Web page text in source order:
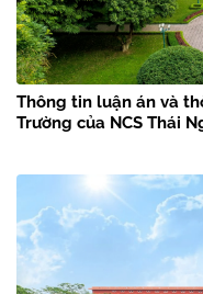
Thông tin luận án và
Trường của NCS Thái